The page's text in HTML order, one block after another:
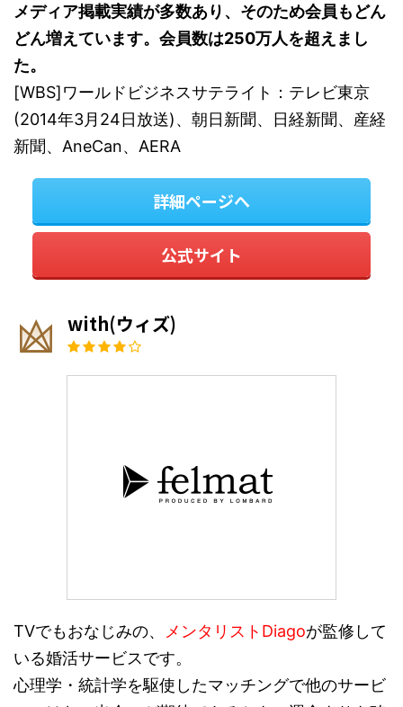
メディア掲載実績が多数あり、そのため会員もどん
どん増えています。会員数は250万人を超えまし
た。
[WBS]ワールドビジネスサテライト：テレビ東京
(2014年3月24日放送)、朝日新聞、日経新聞、産経
新聞、AneCan、AERA
詳細ページへ
公式サイト
with(ウィズ)
TVでもおなじみの、 メンタリストDiagoが監修して
いる婚活サービスです。
心理学・統計学を駆使したマッチングで他のサービ